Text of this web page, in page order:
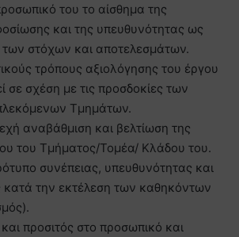
του το αίσθημα της
και της υπευθυνότητας ως
των στόχων και αποτελεσμάτων.
τρόπους αξιολόγησης του έργου
σε σχέση με τις προσδοκίες των
Τμημάτων.
αναβάθμιση και βελτίωση της
του Τμήματος/Τομέα/ Κλάδου του.
συνέπειας, υπευθυνότητας και
κατά την εκτέλεση των καθηκόντων
και προσιτός στο προσωπικό και